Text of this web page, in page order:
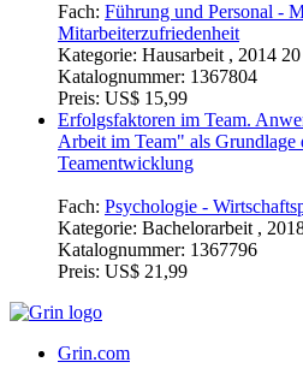
Fach: Führung und Personal -
Mitarbeiterzufriedenheit
Kategorie: Hausarbeit , 2014
Katalognummer: 1367804
Preis: US$ 15,99
Erfolgsfaktoren im Team.
Arbeit im Team" als Grundlage
Teamentwicklung
Fach: Psychologie -
Kategorie: Bachelorarbeit ,
Katalognummer: 1367796
Preis: US$ 21,99
Grin.com